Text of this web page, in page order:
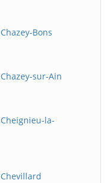
Bons
sur-Ain
la-